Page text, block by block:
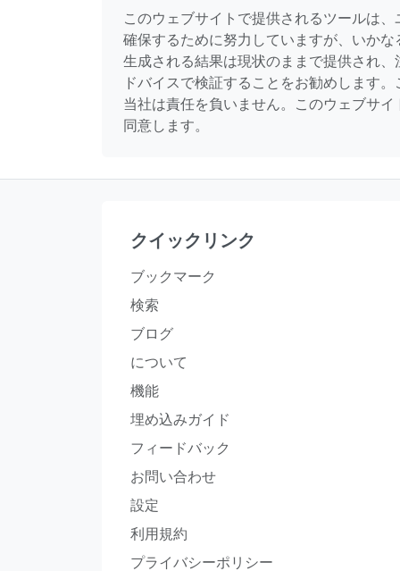
このウェブサイトで提供されるツールは
確保するために努力していますが、いか
生成される結果は現状のままで提供され
ドバイスで検証することをお勧めします
当社は責任を負いません。このウェブサ
同意します。
クイックリンク
ブックマーク
検索
ブログ
について
機能
埋め込みガイド
フィードバック
お問い合わせ
設定
利用規約
プライバシーポリシー